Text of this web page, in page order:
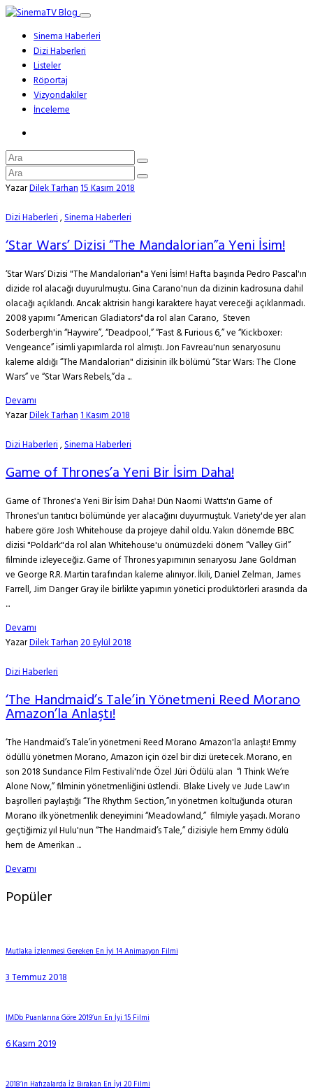
Sinema Haberleri
Dizi Haberleri
Listeler
Röportaj
Vizyondakiler
İnceleme
YazarDilek Tarhan15 Kasım 2018
Dizi Haberleri,Sinema Haberleri
‘Star Wars’ Dizisi “The Mandalorian”a Yeni İsim!
‘Star Wars’ Dizisi "The Mandalorian"a Yeni İsim! Hafta başında Pedro Pascal'ın
dizide rol alacağı duyurulmuştu. Gina Carano'nun da dizinin kadrosuna dahil
olacağı açıklandı. Ancak aktrisin hangi karaktere hayat vereceği açıklanmadı.
2008 yapımı “American Gladiators"da rol alan Carano, Steven
Soderbergh'in “Haywire”, “Deadpool,” “Fast & Furious 6,” ve “Kickboxer:
Vengeance” isimli yapımlarda rol almıştı. Jon Favreau'nun senaryosunu
kaleme aldığı “The Mandalorian" dizisinin ilk bölümü “Star Wars: The Clone
Wars” ve “Star Wars Rebels,”da ...
Devamı
YazarDilek Tarhan1 Kasım 2018
Dizi Haberleri,Sinema Haberleri
Game of Thrones’a Yeni Bir İsim Daha!
Game of Thrones'a Yeni Bir İsim Daha! Dün Naomi Watts'ın Game of
Thrones'un tanıtıcı bölümünde yer alacağını duyurmuştuk. Variety'de yer alan
habere göre Josh Whitehouse da projeye dahil oldu. Yakın dönemde BBC
dizisi "Poldark"da rol alan Whitehouse'u önümüzdeki dönem “Valley Girl”
filminde izleyeceğiz. Game of Thrones yapımının senaryosu Jane Goldman
ve George R.R. Martin tarafından kaleme alınıyor. İkili, Daniel Zelman, James
Farrell, Jim Danger Gray ile birlikte yapımın yönetici prodüktörleri arasında da
...
Devamı
YazarDilek Tarhan20 Eylül 2018
Dizi Haberleri
‘The Handmaid’s Tale’in Yönetmeni Reed Morano
Amazon’la Anlaştı!
‘The Handmaid’s Tale’in yönetmeni Reed Morano Amazon'la anlaştı! Emmy
ödüllü yönetmen Morano, Amazon için özel bir dizi üretecek. Morano, en
son 2018 Sundance Film Festivali'nde Özel Jüri Ödülü alan “I Think We’re
Alone Now,” filminin yönetmenliğini üstlendi. Blake Lively ve Jude Law'ın
başrolleri paylaştığı “The Rhythm Section,”ın yönetmen koltuğunda oturan
Morano ilk yönetmenlik deneyimini “Meadowland,” filmiyle yaşadı. Morano
geçtiğimiz yıl Hulu'nun “The Handmaid’s Tale,” dizisiyle hem Emmy ödülü
hem de Amerikan ...
Devamı
Popüler
Mutlaka İzlenmesi Gereken En İyi 14 Animasyon Filmi
3 Temmuz 2018
IMDb Puanlarına Göre 2019’un En İyi 15 Filmi
6 Kasım 2019
2018’in Hafızalarda İz Bırakan En İyi 20 Filmi